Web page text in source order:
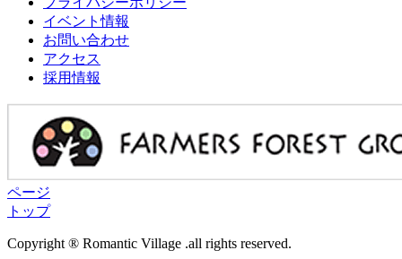
イベント情報
お問い合わせ
アクセス
採用情報
ページ
トップ
Copyright ® Romantic Village .all rights reserved.